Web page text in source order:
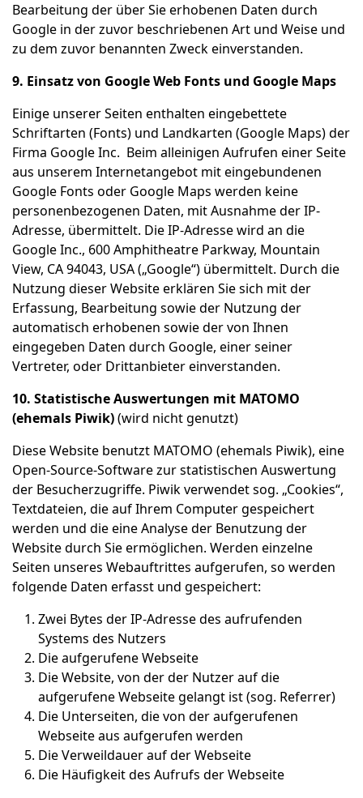
Bearbeitung der über Sie erhobenen Daten durch
Google in der zuvor beschriebenen Art und Weise und
zu dem zuvor benannten Zweck einverstanden.
9. Einsatz von Google Web Fonts und Google Maps
Einige unserer Seiten enthalten eingebettete
Schriftarten (Fonts) und Landkarten (Google Maps) der
Firma Google Inc. Beim alleinigen Aufrufen einer Seite
aus unserem Internetangebot mit eingebundenen
Google Fonts oder Google Maps werden keine
personenbezogenen Daten, mit Ausnahme der IP-
Adresse, übermittelt. Die IP-Adresse wird an die
Google Inc., 600 Amphitheatre Parkway, Mountain
View, CA 94043, USA („Google“) übermittelt. Durch die
Nutzung dieser Website erklären Sie sich mit der
Erfassung, Bearbeitung sowie der Nutzung der
automatisch erhobenen sowie der von Ihnen
eingegeben Daten durch Google, einer seiner
Vertreter, oder Drittanbieter einverstanden.
10. Statistische Auswertungen mit MATOMO
(ehemals Piwik)(wird nicht genutzt)
Diese Website benutzt MATOMO (ehemals Piwik), eine
Open-Source-Software zur statistischen Auswertung
der Besucherzugriffe. Piwik verwendet sog. „Cookies“,
Textdateien, die auf Ihrem Computer gespeichert
werden und die eine Analyse der Benutzung der
Website durch Sie ermöglichen. Werden einzelne
Seiten unseres Webauftrittes aufgerufen, so werden
folgende Daten erfasst und gespeichert:
Zwei Bytes der IP-Adresse des aufrufenden
Systems des Nutzers
Die aufgerufene Webseite
Die Website, von der der Nutzer auf die
aufgerufene Webseite gelangt ist (sog. Referrer)
Die Unterseiten, die von der aufgerufenen
Webseite aus aufgerufen werden
Die Verweildauer auf der Webseite
Die Häufigkeit des Aufrufs der Webseite